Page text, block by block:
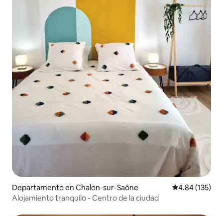
Departamento en Chalon-sur-Saône Calificación
4.84 (135)
Alojamiento tranquilo - Centro de la ciudad